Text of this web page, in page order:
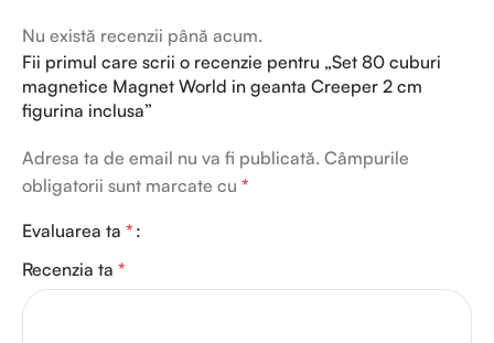
Nu există recenzii până acum.
Fii primul care scrii o recenzie pentru „Set 80 cuburi
magnetice Magnet World in geanta Creeper 2 cm
figurina inclusa”
Adresa ta de email nu va fi publicată. Câmpurile
obligatorii sunt marcate cu *
Evaluarea ta *
Recenzia ta *